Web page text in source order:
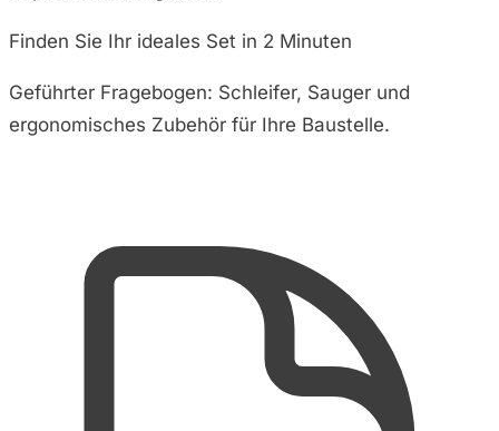
Finden Sie Ihr ideales Set in 2 Minuten
Geführter Fragebogen: Schleifer, Sauger und
ergonomisches Zubehör für Ihre Baustelle.